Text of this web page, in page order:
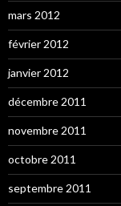
mars 2012
février 2012
janvier 2012
décembre 2011
novembre 2011
octobre 2011
septembre 2011